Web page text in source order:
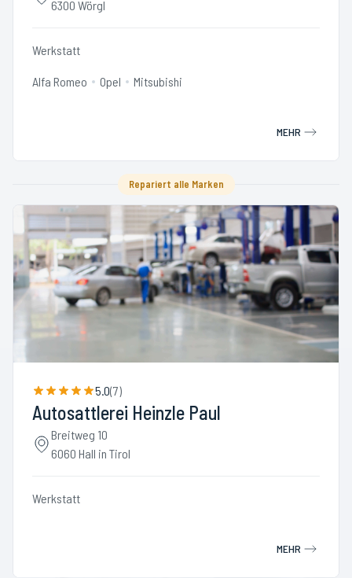
6300 Wörgl
Werkstatt
Alfa Romeo Opel Mitsubishi
MEHR
Repariert alle Marken
5.0(7)
Autosattlerei Heinzle Paul
Breitweg 10
6060 Hall in Tirol
Werkstatt
MEHR